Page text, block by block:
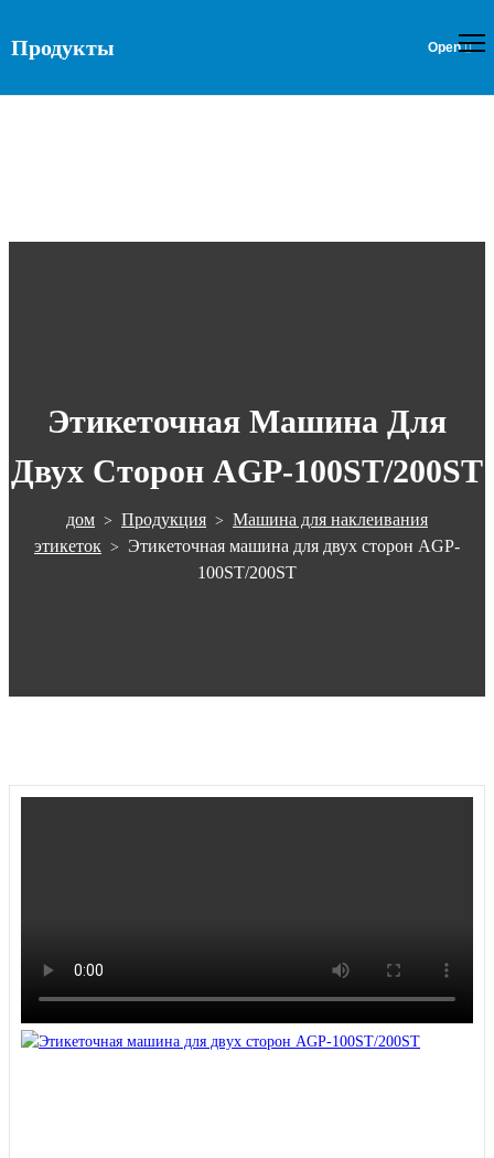
Этикеточная Машина Для
Двух Сторон AGP-100ST/200ST
дом > Продукция > Машина для наклеивания
этикеток > Этикеточная машина для двух сторон AGP-
100ST/200ST
Продукты